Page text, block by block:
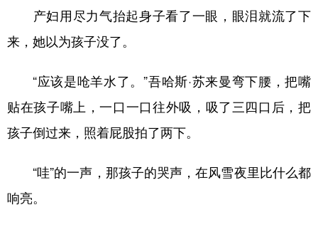
产妇用尽力气抬起身子看了一眼，眼泪就流了下
来，她以为孩子没了。
“应该是呛羊水了。”吾哈斯·苏来曼弯下腰，把嘴
贴在孩子嘴上，一口一口往外吸，吸了三四口后，把
孩子倒过来，照着屁股拍了两下。
“哇”的一声，那孩子的哭声，在风雪夜里比什么都
响亮。